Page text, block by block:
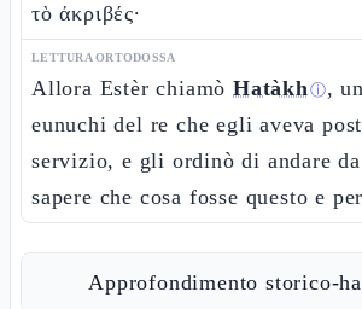
τὸ ἀκριβές·
LETTURA ORTODOSSA
Allora Estèr chiamò Hatàkhⓘ,
eunuchi del re che egli aveva
servizio, e gli ordinò di andare
sapere che cosa fosse questo e
Approfondimento storico-